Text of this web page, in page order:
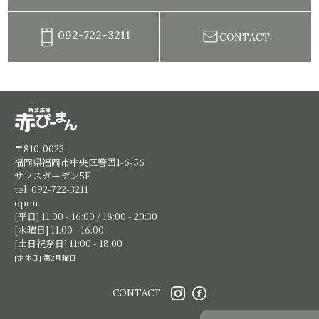
092-722-3211 CONTACT
〒810-0023
福岡県福岡市中央区警固1-6-56
サウスガーデン5F
tel. 092-722-3211
open.
[平日] 11:00 - 16:00 / 18:00 - 20:30
[水曜日] 11:00 - 16:00
[土日祝祭日] 11:00 - 18:00
[定休日] 第2月曜日
CONTACT